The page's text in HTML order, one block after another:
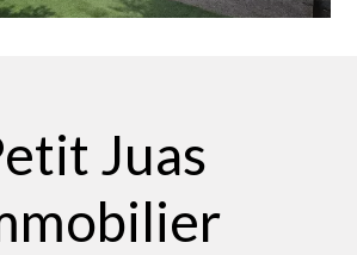
Juas